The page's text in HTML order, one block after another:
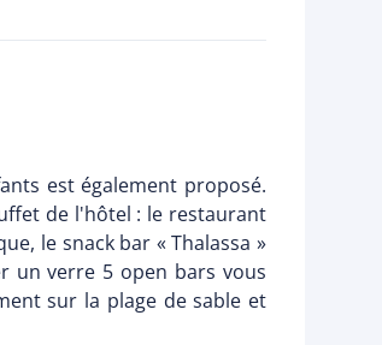
est également proposé.
de l'hôtel : le restaurant
le snack bar « Thalassa »
un verre 5 open bars vous
sur la plage de sable et